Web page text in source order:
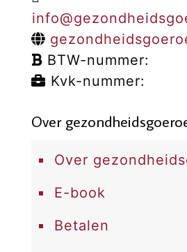
BTW-nummer:
Kvk-nummer:
Over
Over
E-book
Betalen